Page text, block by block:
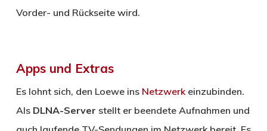
Vorder- und Rückseite wird.
Apps und Extras
Es lohnt sich, den Loewe ins Netzwerkeinzubinden.
Als DLNA-Server stellt er beendete Aufnahmen und